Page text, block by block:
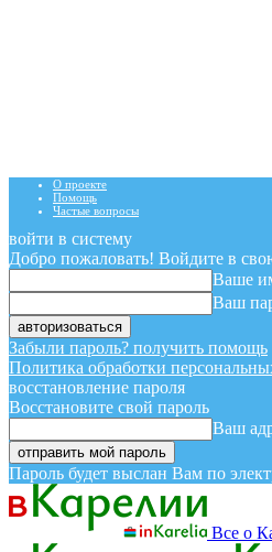
О проекте
Помощь
Частые вопросы
войти в систему
Добро пожаловать! Войдите в
Ваше
Ваш
Забыли пароль? получить помощь
Политика обработки
восстановление пароля
Восстановите свой пароль
Ваш
Пароль будет выслан Вам по
Все о